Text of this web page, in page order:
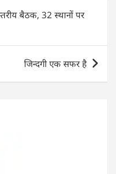
बैठक, 32 स्थानों पर
जिन्दगी एक सफर है